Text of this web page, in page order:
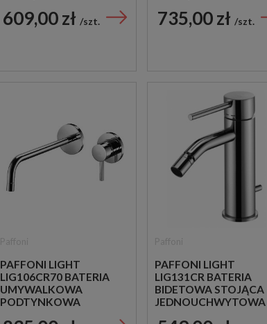
CHROM
609,00 zł szt.
CHROM
735,00 zł szt.
PAFFONI LIGHT
LIG106CR70 BATERIA
UMYWALKOWA
PODTYNKOWA
PAFFONI LIGHT
LIG131CR BATERIA
BIDETOWA STOJĄCA
JEDNOUCHWYTOWA